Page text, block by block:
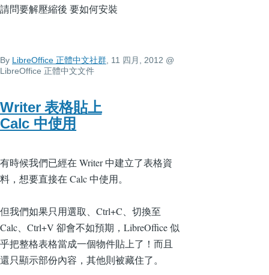
請問要解壓縮後 要如何安裝
By LibreOffice 正體中文社群 , 11 四月, 2012 @
LibreOffice 正體中文文件
Writer 表格貼上
Calc 中使用
有時候我們已經在 Writer 中建立了表格資
料，想要直接在 Calc 中使用。
但我們如果只用選取、Ctrl+C、切換至
Calc、Ctrl+V 卻會不如預期，LibreOffice 似
乎把整格表格當成一個物件貼上了！而且
還只顯示部份內容，其他則被藏住了。